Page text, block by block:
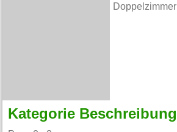
Doppelzimmer
Kategorie Beschreibung